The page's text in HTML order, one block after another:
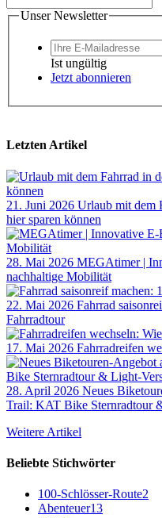
Unser Newsletter
Ist ungültig
Jetzt abonnieren
Letzten Artikel
21. Juni 2026 Urlaub mit dem
hier sparen können
28. Mai 2026 MEGAtimer |
nachhaltige Mobilität
22. Mai 2026 Fahrrad
Fahrradtour
17. Mai 2026 Fahrradreifen
28. April 2026 Neues
Trail: KAT Bike Sternradtour
Weitere Artikel
Beliebte Stichwörter
100-Schlösser-Route2
Abenteuer13